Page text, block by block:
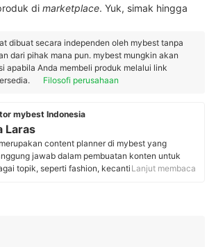
di marketplace. Yuk, simak hingga
dibuat secara independen oleh mybest tanpa
dari pihak mana pun. mybest mungkin akan
apabila Anda membeli produk melalui link
Filosofi perusahaan
mybest Indonesia
Laras
content planner di mybest yang
jawab dalam pembuatan konten untuk
topik, seperti fashion, kecantikan, kesehatan,
Lanjut membaca